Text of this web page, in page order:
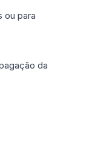
ou para
da